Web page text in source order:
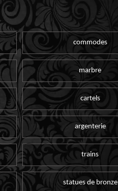
commodes
marbre
cartels
argenterie
trains
statues de bronze